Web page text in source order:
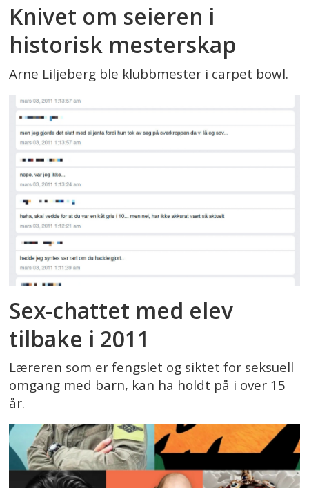
Knivet om seieren i
historisk mesterskap
Arne Liljeberg ble klubbmester i carpet bowl.
Sex-chattet med elev
tilbake i 2011
Læreren som er fengslet og siktet for seksuell
omgang med barn, kan ha holdt på i over 15
år.